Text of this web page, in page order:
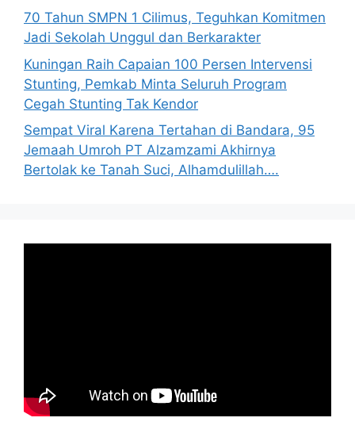
70 Tahun SMPN 1 Cilimus, Teguhkan Komitmen
Jadi Sekolah Unggul dan Berkarakter
Kuningan Raih Capaian 100 Persen Intervensi
Stunting, Pemkab Minta Seluruh Program
Cegah Stunting Tak Kendor
Sempat Viral Karena Tertahan di Bandara, 95
Jemaah Umroh PT Alzamzami Akhirnya
Bertolak ke Tanah Suci, Alhamdulillah….